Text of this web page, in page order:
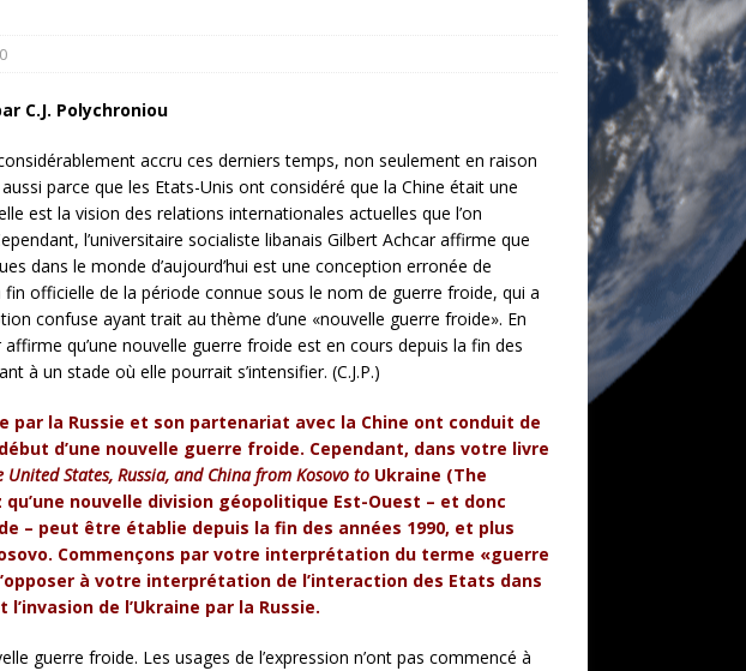
mauvais
0
C.J. Polychroniou
accru ces derniers temps, non seulement en raison
aussi parce que les Etats-Unis ont considéré que la Chine était une
est la vision des relations internationales actuelles que l’on
l’universitaire socialiste libanais Gilbert Achcar affirme que
dans le monde d’aujourd’hui est une conception erronée de
officielle de la période connue sous le nom de guerre froide, qui a
confuse ayant trait au thème d’une «nouvelle guerre froide». En
qu’une nouvelle guerre froide est en cours depuis la fin des
à un stade où elle pourrait s’intensifier. (C.J.P.)
par la Russie et son partenariat avec la Chine ont conduit de
d’une nouvelle guerre froide. Cependant, dans votre livre
United States, Russia, and China from Kosovo to Ukraine (The
nouvelle division géopolitique Est-Ouest – et donc
– peut être établie depuis la fin des années 1990, et plus
Commençons par votre interprétation du terme «guerre
à votre interprétation de l’interaction des Etats dans
de l’Ukraine par la Russie.
guerre froide. Les usages de l’expression n’ont pas commencé à